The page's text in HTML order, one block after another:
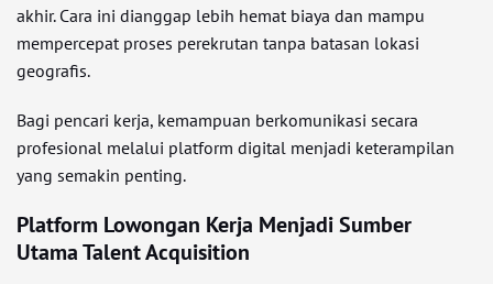
akhir. Cara ini dianggap lebih hemat biaya dan mampu
mempercepat proses perekrutan tanpa batasan lokasi
geografis.
Bagi pencari kerja, kemampuan berkomunikasi secara
profesional melalui platform digital menjadi keterampilan
yang semakin penting.
Platform Lowongan Kerja Menjadi Sumber
Utama Talent Acquisition